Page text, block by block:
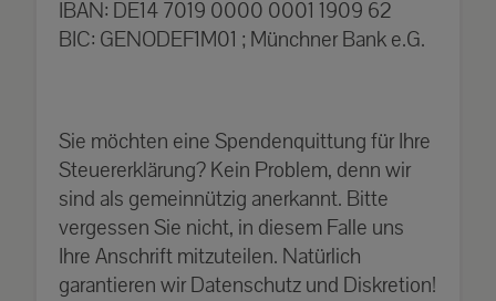
IBAN: DE14 7019 0000 0001 1909 62
BIC: GENODEF1M01 ; Münchner Bank e.G.
Sie möchten eine Spendenquittung für Ihre
Steuererklärung? Kein Problem, denn wir
sind als gemeinnützig anerkannt. Bitte
vergessen Sie nicht, in diesem Falle uns
Ihre Anschrift mitzuteilen. Natürlich
garantieren wir Datenschutz und Diskretion!